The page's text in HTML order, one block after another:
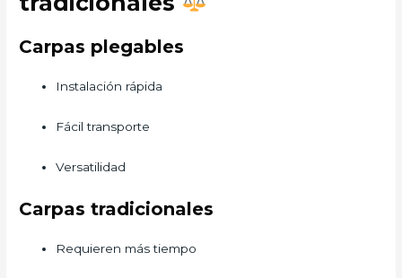
Carpas plegables
Instalación rápida
Fácil transporte
Versatilidad
Carpas tradicionales
Requieren más tiempo